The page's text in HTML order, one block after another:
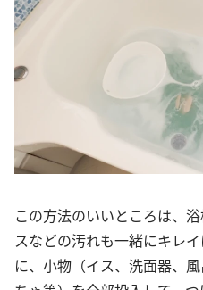
この方法のいいところは、
スなどの汚れも一緒にキレ
に、小物（イス、洗面器、